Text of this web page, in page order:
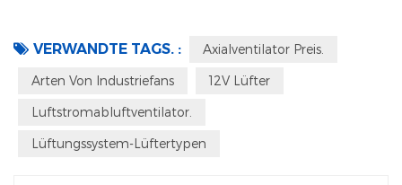
VERWANDTE TAGS. : Axialventilator Preis.
Arten Von Industriefans 12V Lüfter
Luftstromabluftventilator.
Lüftungssystem-Lüftertypen